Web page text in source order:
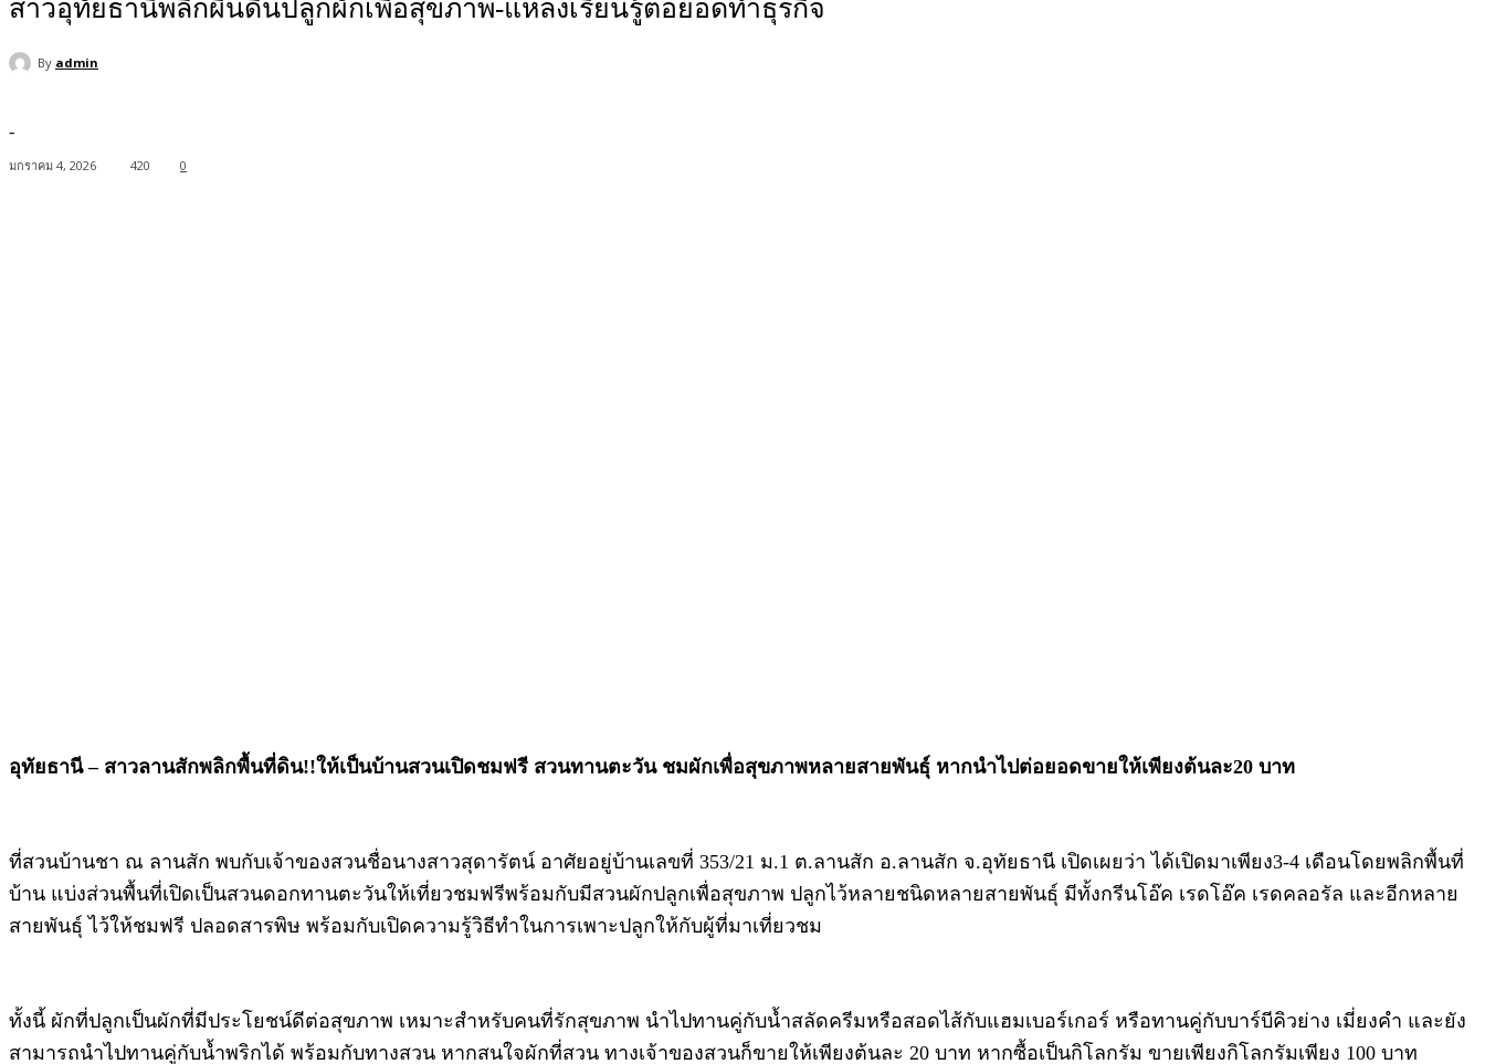
สาวอุทัยธานีพลิกผืนดินปลูกผักเพื่อสุขภาพ-แหล่งเรียนรู้ต่อยอดทำธุรกิจ
By admin
-
มกราคม 4, 2026 420 0
อุทัยธานี – สาวลานสักพลิกพื้นที่ดิน!!ให้เป็นบ้านสวนเปิดชมฟรี สวนทานตะวัน ชมผักเพื่อสุขภาพหลายสายพันธุ์ หากนำไปต่อยอดขายให้เพียงต้นละ20 บาท
ที่สวนบ้านชา ณ ลานสัก พบกับเจ้าของสวนชื่อนางสาวสุดารัตน์ อาศัยอยู่บ้านเลขที่ 353/21 ม.1 ต.ลานสัก อ.ลานสัก จ.อุทัยธานี เปิดเผยว่า ได้เปิดมาเพียง3-4 เดือนโดยพลิกพื้นที่
บ้าน แบ่งส่วนพื้นที่เปิดเป็นสวนดอกทานตะวันให้เที่ยวชมฟรีพร้อมกับมีสวนผักปลูกเพื่อสุขภาพ ปลูกไว้หลายชนิดหลายสายพันธุ์ มีทั้งกรีนโอ๊ค เรดโอ๊ค เรดคลอรัล และอีกหลาย
สายพันธุ์ ไว้ให้ชมฟรี ปลอดสารพิษ พร้อมกับเปิดความรู้วิธีทำในการเพาะปลูกให้กับผู้ที่มาเที่ยวชม
ทั้งนี้ ผักที่ปลูกเป็นผักที่มีประโยชน์ดีต่อสุขภาพ เหมาะสำหรับคนที่รักสุขภาพ นำไปทานคู่กับน้ำสลัดครีมหรือสอดไส้กับแฮมเบอร์เกอร์ หรือทานคู่กับบาร์บีคิวย่าง เมี่ยงคำ และยัง
สามารถนำไปทานคู่กับน้ำพริกได้ พร้อมกับทางสวน หากสนใจผักที่สวน ทางเจ้าของสวนก็ขายให้เพียงต้นละ 20 บาท หากซื้อเป็นกิโลกรัม ขายเพียงกิโลกรัมเพียง 100 บาท